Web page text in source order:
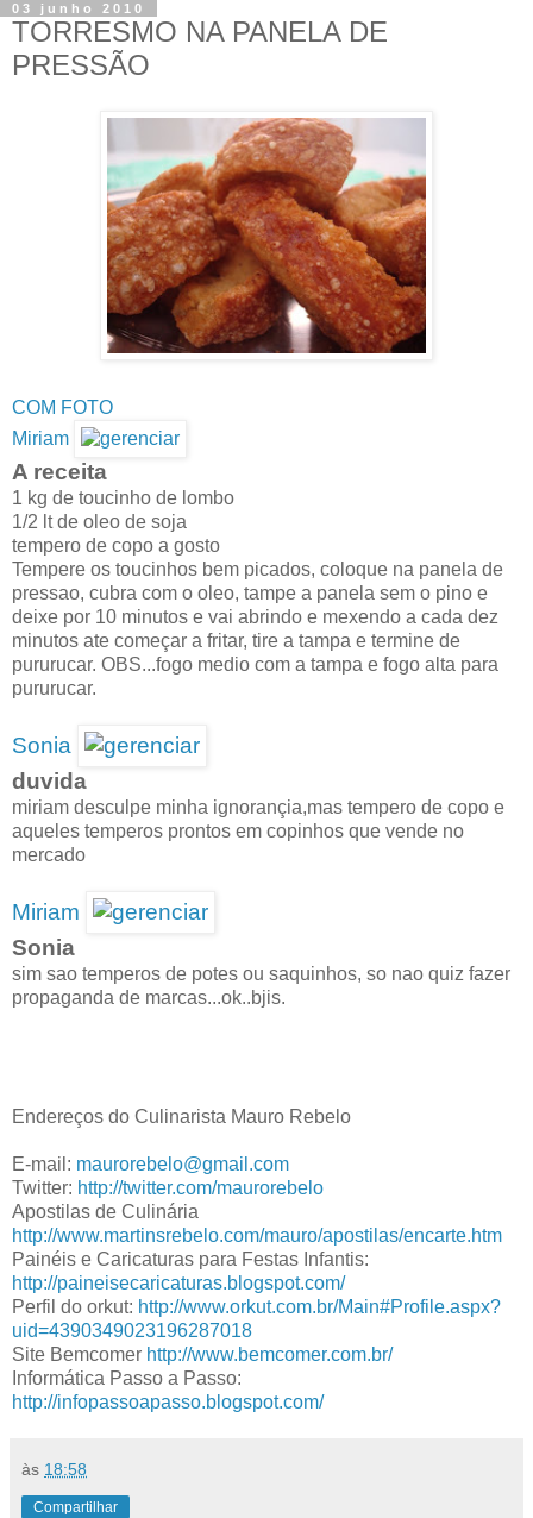
03 junho 2010
TORRESMO NA PANELA DE
PRESSÃO
COM FOTO
Miriam
A receita
1 kg de toucinho de lombo
1/2 lt de oleo de soja
tempero de copo a gosto
Tempere os toucinhos bem picados, coloque na panela de
pressao, cubra com o oleo, tampe a panela sem o pino e
deixe por 10 minutos e vai abrindo e mexendo a cada dez
minutos ate começar a fritar, tire a tampa e termine de
pururucar. OBS...fogo medio com a tampa e fogo alta para
pururucar.
Sonia
duvida
miriam desculpe minha ignorançia,mas tempero de copo e
aqueles temperos prontos em copinhos que vende no
mercado
Miriam
Sonia
sim sao temperos de potes ou saquinhos, so nao quiz fazer
propaganda de marcas...ok..bjis.
Endereços do Culinarista Mauro Rebelo
E-mail: maurorebelo@gmail.com
Twitter: http://twitter.com/maurorebelo
Apostilas de Culinária
http://www.martinsrebelo.com/mauro/apostilas/encarte.htm
Painéis e Caricaturas para Festas Infantis:
http://paineisecaricaturas.blogspot.com/
Perfil do orkut: http://www.orkut.com.br/Main#Profile.aspx?
uid=4390349023196287018
Site Bemcomer http://www.bemcomer.com.br/
Informática Passo a Passo:
http://infopassoapasso.blogspot.com/
às 18:58
Compartilhar